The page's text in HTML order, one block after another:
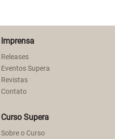
Imprensa
Releases
Eventos Supera
Revistas
Contato
Curso Supera
Sobre o Curso